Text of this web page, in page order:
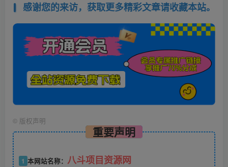
感谢您的来访，获取更多精彩文章请收藏本站。
© 版权声明
重要声明
1 本网站名称： 八斗项目资源网